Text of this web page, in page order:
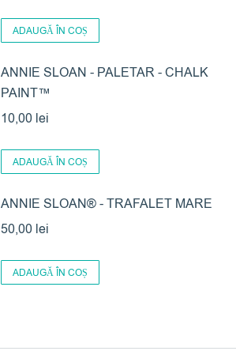
ADAUGĂ ÎN COȘ
ANNIE SLOAN - PALETAR - CHALK
PAINT™
10,00 lei
ADAUGĂ ÎN COȘ
ANNIE SLOAN® - TRAFALET MARE
50,00 lei
ADAUGĂ ÎN COȘ